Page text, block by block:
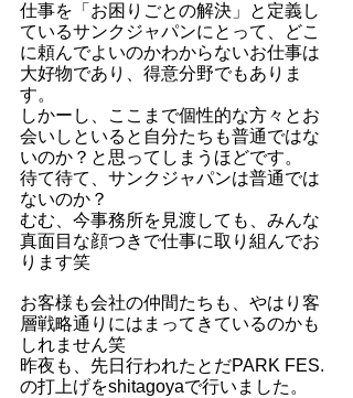
仕事を「お困りごとの解決」と定義し
ているサンクジャパンにとって、どこ
に頼んでよいのかわからないお仕事は
大好物であり、得意分野でもありま
す。
しかーし、ここまで個性的な方々とお
会いしといると自分たちも普通ではな
いのか？と思ってしまうほどです。
待て待て、サンクジャパンは普通では
ないのか？
むむ、今事務所を見渡しても、みんな
真面目な顔つきで仕事に取り組んでお
ります笑
お客様も会社の仲間たちも、やはり客
層戦略通りにはまってきているのかも
しれません笑
昨夜も、先日行われたとだPARK FES.
の打上げをshitagoyaで行いました。